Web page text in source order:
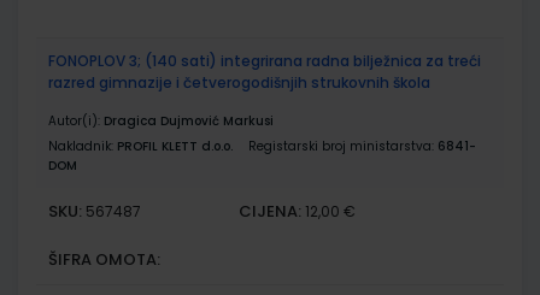
FONOPLOV 3; (140 sati) integrirana radna bilježnica za treći
razred gimnazije i četverogodišnjih strukovnih škola
Autor(i): Dragica Dujmović Markusi
Nakladnik: PROFIL KLETT d.o.o. Registarski broj ministarstva: 6841-
DOM
SKU: 567487 CIJENA: 12,00 €
ŠIFRA OMOTA: